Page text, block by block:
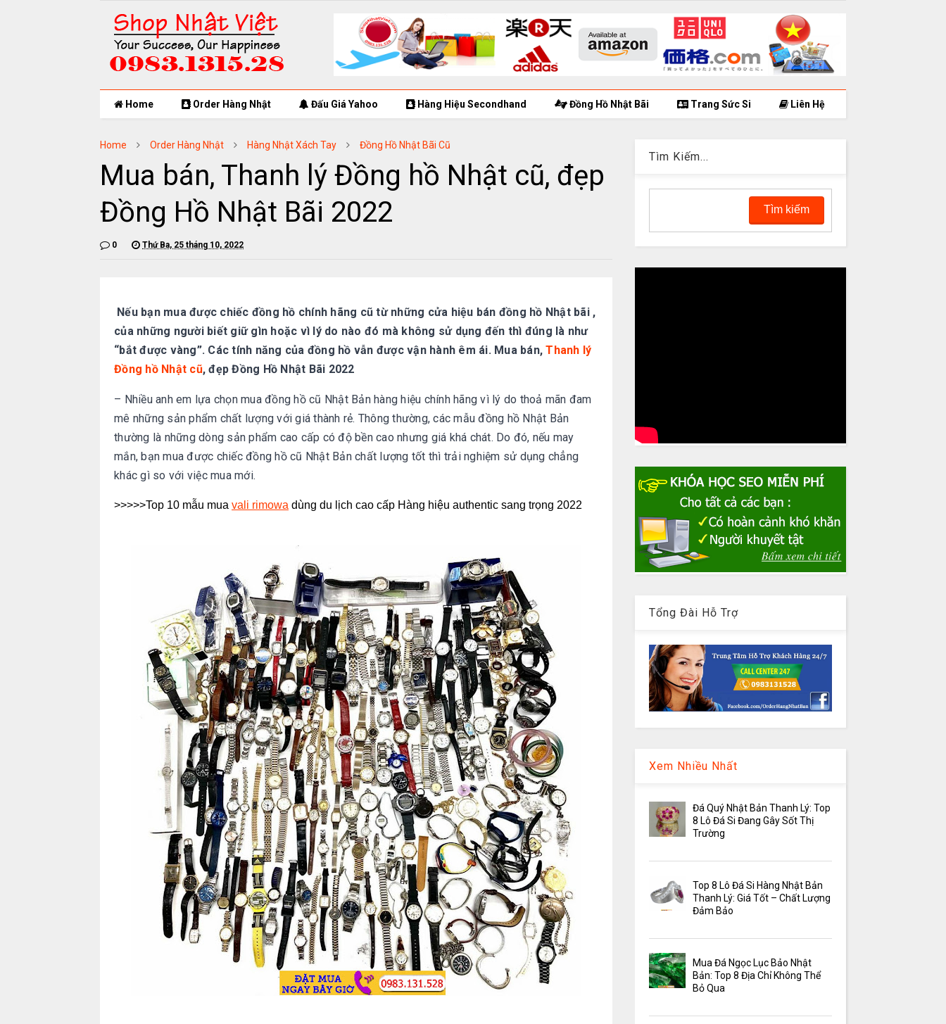
Home Order Hàng Nhật Đấu Giá Yahoo Hàng Hiệu Secondhand Đồng Hồ Nhật Bãi Trang Sức Si Liên Hệ
Home Order Hàng Nhật Hàng Nhật Xách Tay Đồng Hồ Nhật Bãi Cũ
Mua bán, Thanh lý Đồng hồ Nhật cũ, đẹp
Đồng Hồ Nhật Bãi 2022
0 Thứ Ba, 25 tháng 10, 2022
Nếu bạn mua được chiếc đồng hồ chính hãng cũ từ những cửa hiệu bán đồng hồ Nhật bãi ,
của những người biết giữ gìn hoặc vì lý do nào đó mà không sử dụng đến thì đúng là như
“bắt được vàng”. Các tính năng của đồng hồ vẫn được vận hành êm ái. Mua bán,Thanh lý
Đồng hồ Nhật cũ, đẹp Đồng Hồ Nhật Bãi 2022
– Nhiều anh em lựa chọn mua đồng hồ cũ Nhật Bản hàng hiệu chính hãng vì lý do thoả mãn đam
mê những sản phẩm chất lượng với giá thành rẻ. Thông thường, các mẫu đồng hồ Nhật Bản
thường là những dòng sản phẩm cao cấp có độ bền cao nhưng giá khá chát. Do đó, nếu may
mắn, bạn mua được chiếc đồng hồ cũ Nhật Bản chất lượng tốt thì trải nghiệm sử dụng chẳng
khác gì so với việc mua mới.
>>>>>Top 10 mẫu mua vali rimowa dùng du lịch cao cấp Hàng hiệu authentic sang trọng 2022
Tìm Kiếm...
Tổng Đài Hỗ Trợ
Xem Nhiều Nhất
Đá Quý Nhật Bản Thanh Lý: Top
8 Lô Đá Si Đang Gây Sốt Thị
Trường
Top 8 Lô Đá Si Hàng Nhật Bản
Thanh Lý: Giá Tốt – Chất Lượng
Đảm Bảo
Mua Đá Ngọc Lục Bảo Nhật
Bản: Top 8 Địa Chỉ Không Thể
Bỏ Qua